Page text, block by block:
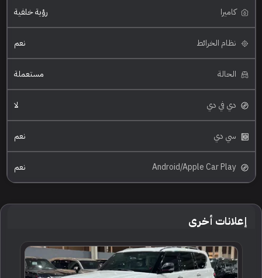
كاميرا رؤية خلفية
نظام الخرائط نعم
الحالة مستعملة
دي في دي لا
سي دي نعم
Android/Apple Car Play نعم
إعلانات أخرى